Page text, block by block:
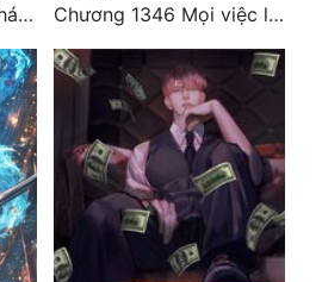
Chương 2700: Tiểu Khánh Trần
Chương 1346 Mọi việc lấy tất - Đại Kết Cục (2)